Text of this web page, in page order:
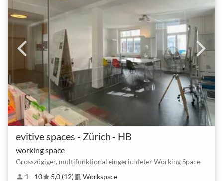
evitive spaces - Zürich - HB
working space
Grosszügiger, multifunktional eingerichteter Working Space
person 1 - 10star5,0 (12) meeting_room Workspace